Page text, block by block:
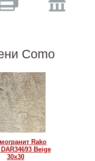
Como
Rako
Beige
30x30